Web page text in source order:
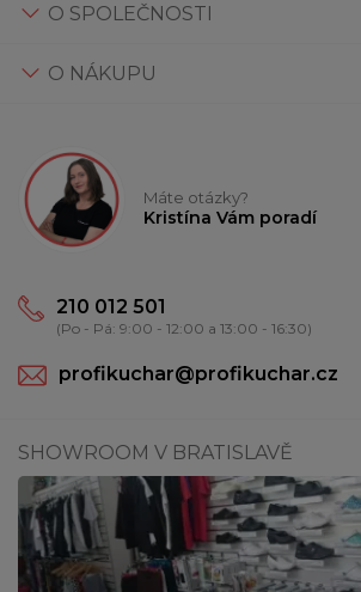
O SPOLEČNOSTI
O NÁKUPU
Máte otázky?
Kristína Vám poradí
210 012 501
(Po - Pá: 9:00 - 12:00 a 13:00 - 16:30)
profikuchar@profikuchar.cz
SHOWROOM V BRATISLAVĚ